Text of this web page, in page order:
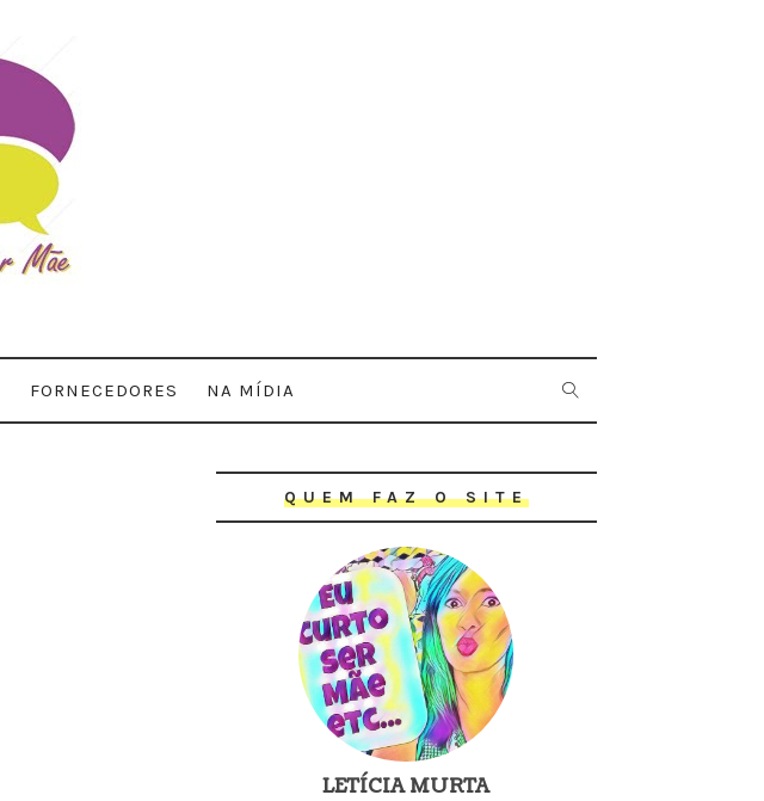
FORNECEDORES NA MÍDIA
QUEM FAZ O SITE
LETÍCIA MURTA